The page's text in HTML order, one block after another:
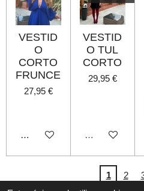
VESTID
O
CORTO
FRUNCE
27,95 €
Añadir al carrito
VESTID
O TUL
CORTO
29,95 €
Agotado
1 2